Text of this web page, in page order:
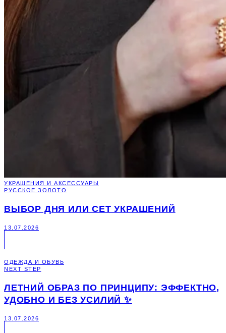
УКРАШЕНИЯ И АКСЕССУАРЫ
РУССКОЕ ЗОЛОТО
ВЫБОР ДНЯ ИЛИ СЕТ УКРАШЕНИЙ
13.07.2026
ОДЕЖДА И ОБУВЬ
NEXT STEP
ЛЕТНИЙ ОБРАЗ ПО ПРИНЦИПУ: ЭФФЕКТНО,
УДОБНО И БЕЗ УСИЛИЙ ✨
13.07.2026